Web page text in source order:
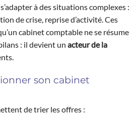
à des situations complexes :
de crise, reprise d’activité. Ces
cabinet comptable ne se résume
: il devient un acteur de la
son cabinet
de trier les offres :